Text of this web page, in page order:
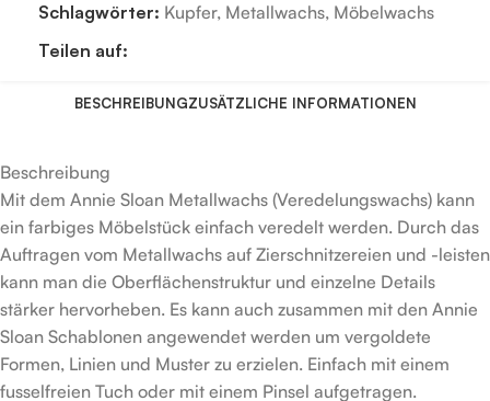
Schlagwörter: Kupfer, Metallwachs, Möbelwachs
Teilen auf:
BESCHREIBUNGZUSÄTZLICHE INFORMATIONEN
Beschreibung
Mit dem Annie Sloan Metallwachs (Veredelungswachs) kann
ein farbiges Möbelstück einfach veredelt werden. Durch das
Auftragen vom Metallwachs auf Zierschnitzereien und -leisten
kann man die Oberflächenstruktur und einzelne Details
stärker hervorheben. Es kann auch zusammen mit den Annie
Sloan Schablonen angewendet werden um vergoldete
Formen, Linien und Muster zu erzielen. Einfach mit einem
fusselfreien Tuch oder mit einem Pinsel aufgetragen.